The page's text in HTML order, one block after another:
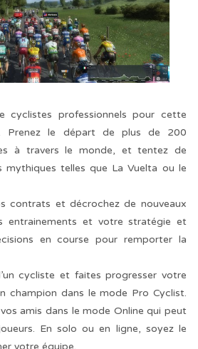
cyclistes professionnels pour cette
Prenez le départ de plus de 200
à travers le monde, et tentez de
mythiques telles que La Vuelta ou le
contrats et décrochez de nouveaux
entrainements et votre stratégie et
en course pour remporter la
cycliste et faites progresser votre
champion dans le mode Pro Cyclist.
amis dans le mode Online qui peut
En solo ou en ligne, soyez le